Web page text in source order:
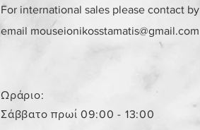
For international sales please contact by
email mouseionikosstamatis@gmail.com
Ωράριο:
Σάββατο πρωί 09:00 - 13:00